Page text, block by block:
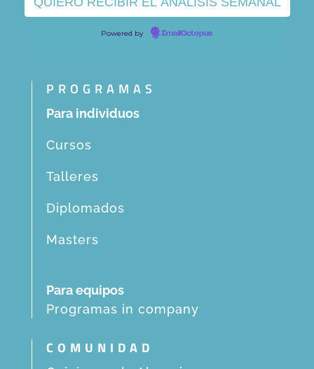
Powered by EmailOctopus
PROGRAMAS
Para individuos
Cursos
Talleres
Diplomados
Masters
Para equipos
Programas in company
COMUNIDAD